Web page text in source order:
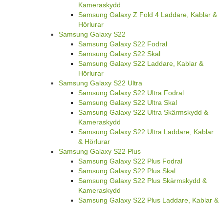
Kameraskydd
Samsung Galaxy Z Fold 4 Laddare, Kablar &
Hörlurar
Samsung Galaxy S22
Samsung Galaxy S22 Fodral
Samsung Galaxy S22 Skal
Samsung Galaxy S22 Laddare, Kablar &
Hörlurar
Samsung Galaxy S22 Ultra
Samsung Galaxy S22 Ultra Fodral
Samsung Galaxy S22 Ultra Skal
Samsung Galaxy S22 Ultra Skärmskydd &
Kameraskydd
Samsung Galaxy S22 Ultra Laddare, Kablar
& Hörlurar
Samsung Galaxy S22 Plus
Samsung Galaxy S22 Plus Fodral
Samsung Galaxy S22 Plus Skal
Samsung Galaxy S22 Plus Skärmskydd &
Kameraskydd
Samsung Galaxy S22 Plus Laddare, Kablar &